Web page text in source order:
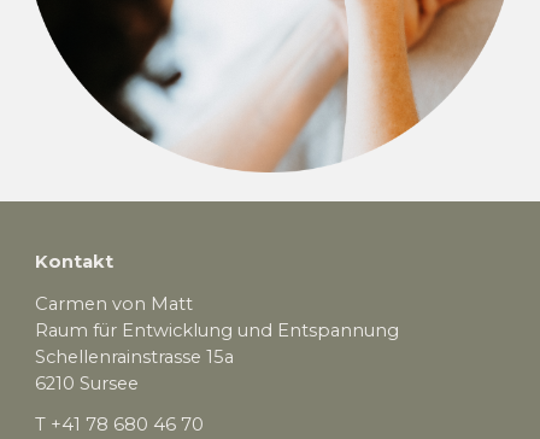
Kontakt
Carmen von Matt
Raum für Entwicklung und Entspannung
Schellenrainstrasse 15a
6210 Sursee
T +41 78 680 46 70